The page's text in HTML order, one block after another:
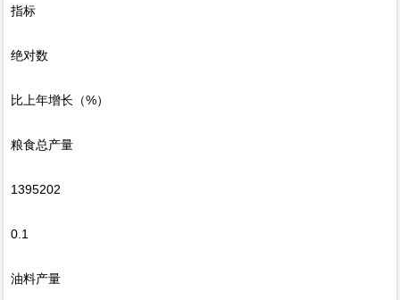
指标
绝对数
比上年增长（%）
粮食总产量
1395202
0.1
油料产量